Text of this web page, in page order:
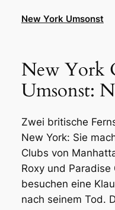
InhaltNew York Umsonst
New York
Umsonst:
Zwei britische
New York: Sie
Clubs von
Roxy und Paradise
besuchen eine
nach seinem Tod.